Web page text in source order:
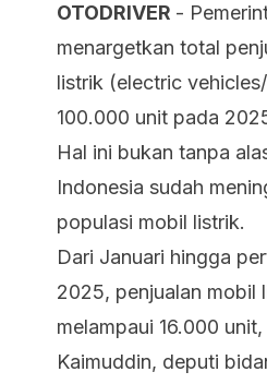
OTODRIVER -
menargetkan total
listrik (electric
100.000 unit pada
Hal ini bukan tanpa
Indonesia sudah
populasi mobil listrik.
Dari Januari hingga
2025, penjualan mobil
melampaui 16.000
Kaimuddin, deputi